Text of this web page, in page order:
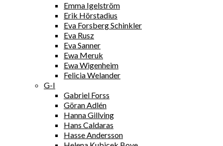
Emma Igelström
Erik Hörstadius
Eva Forsberg Schinkler
Eva Rusz
Eva Sanner
Ewa Meruk
Ewa Wigenheim
Felicia Welander
G-I
Gabriel Forss
Göran Adlén
Hanna Gillving
Hans Caldaras
Hasse Andersson